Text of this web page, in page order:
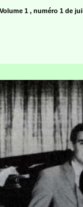
1 , numéro 1